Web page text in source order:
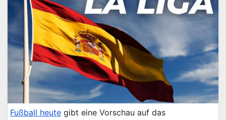
Fußball heute gibt eine Vorschau auf das